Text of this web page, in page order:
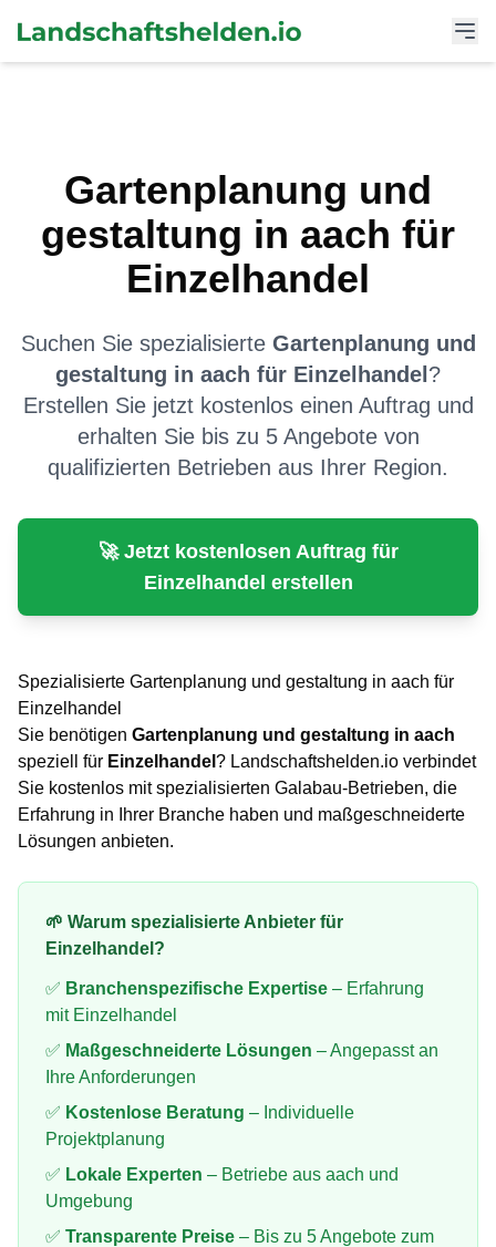
Gartenplanung und
gestaltung in aach für
Einzelhandel
Suchen Sie spezialisierte Gartenplanung und
gestaltung in aach für Einzelhandel ?
Erstellen Sie jetzt kostenlos einen Auftrag und
erhalten Sie bis zu 5 Angebote von
qualifizierten Betrieben aus Ihrer Region.
🚀 Jetzt kostenlosen Auftrag für
Einzelhandel erstellen
Spezialisierte Gartenplanung und gestaltung in aach für
Einzelhandel
Sie benötigen Gartenplanung und gestaltung in aach
speziell für Einzelhandel ? Landschaftshelden.io verbindet
Sie kostenlos mit spezialisierten Galabau-Betrieben, die
Erfahrung in Ihrer Branche haben und maßgeschneiderte
Lösungen anbieten.
🌱 Warum spezialisierte Anbieter für
Einzelhandel ?
✅ Branchenspezifische Expertise – Erfahrung
mit Einzelhandel
✅ Maßgeschneiderte Lösungen – Angepasst an
Ihre Anforderungen
✅ Kostenlose Beratung – Individuelle
Projektplanung
✅ Lokale Experten – Betriebe aus aach und
Umgebung
✅ Transparente Preise – Bis zu 5 Angebote zum